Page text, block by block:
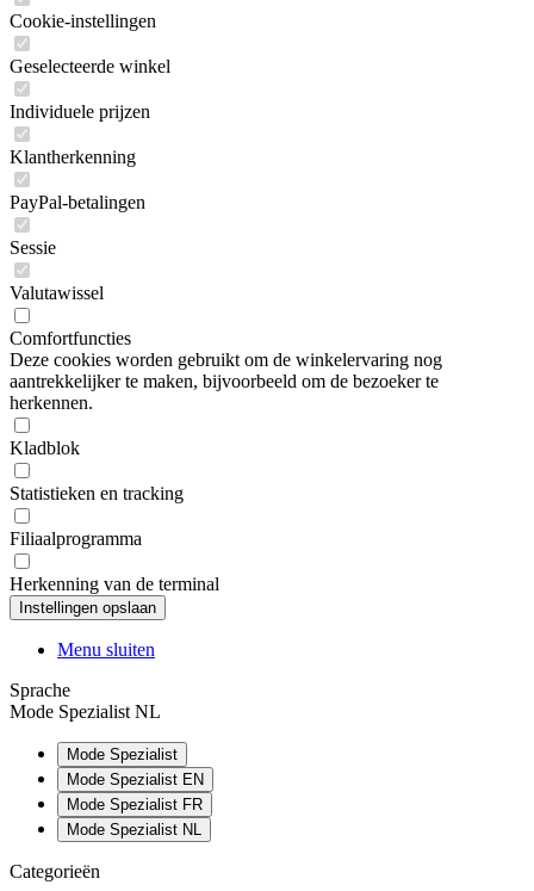
Cookie-instellingen
Geselecteerde winkel
Individuele prijzen
Klantherkenning
PayPal-betalingen
Sessie
Valutawissel
Comfortfuncties
Deze cookies worden gebruikt om de winkelervaring nog
aantrekkelijker te maken, bijvoorbeeld om de bezoeker te
herkennen.
Kladblok
Statistieken en tracking
Filiaalprogramma
Herkenning van de terminal
Menu sluiten
Sprache
Mode Spezialist NL
Mode Spezialist
Mode Spezialist EN
Mode Spezialist FR
Mode Spezialist NL
Categorieën